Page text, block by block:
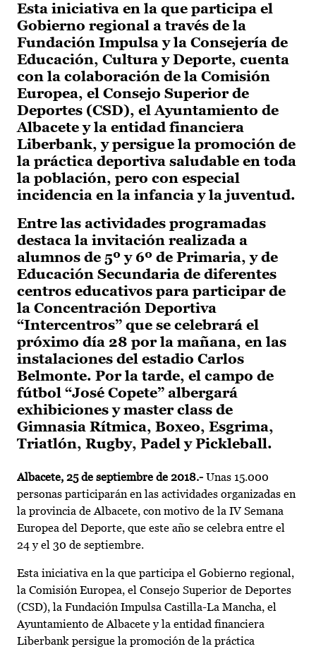
Esta iniciativa en la que participa el
Gobierno regional a través de la
Fundación Impulsa y la Consejería de
Educación, Cultura y Deporte, cuenta
con la colaboración de la Comisión
Europea, el Consejo Superior de
Deportes (CSD), el Ayuntamiento de
Albacete y la entidad financiera
Liberbank, y persigue la promoción de
la práctica deportiva saludable en toda
la población, pero con especial
incidencia en la infancia y la juventud.
Entre las actividades programadas
destaca la invitación realizada a
alumnos de 5º y 6º de Primaria, y de
Educación Secundaria de diferentes
centros educativos para participar de
la Concentración Deportiva
“Intercentros” que se celebrará el
próximo día 28 por la mañana, en las
instalaciones del estadio Carlos
Belmonte. Por la tarde, el campo de
fútbol “José Copete” albergará
exhibiciones y master class de
Gimnasia Rítmica, Boxeo, Esgrima,
Triatlón, Rugby, Padel y Pickleball.
Albacete, 25 de septiembre de 2018.- Unas 15.000
personas participarán en las actividades organizadas en
la provincia de Albacete, con motivo de la IV Semana
Europea del Deporte, que este año se celebra entre el
24 y el 30 de septiembre.
Esta iniciativa en la que participa el Gobierno regional,
la Comisión Europea, el Consejo Superior de Deportes
(CSD), la Fundación Impulsa Castilla-La Mancha, el
Ayuntamiento de Albacete y la entidad financiera
Liberbank persigue la promoción de la práctica